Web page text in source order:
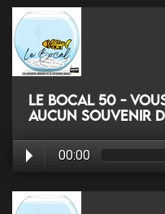
Le Bocal 50 -
aucun souvenir
00:00